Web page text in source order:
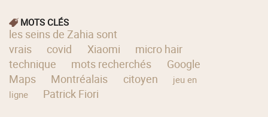
MOTS CLÉS
les seins de Zahia sont
vrais
covid Xiaomi
micro hair
technique
mots recherchés
Google
Maps
Montréalais citoyen
jeu en
ligne
Patrick Fiori